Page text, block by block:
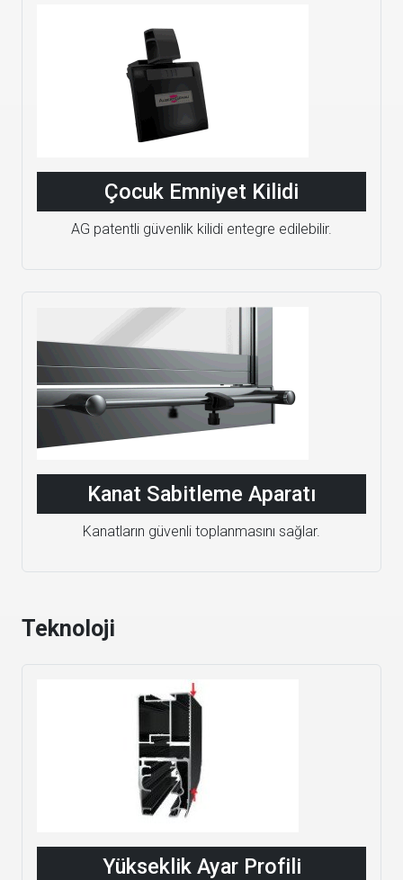
Çocuk Emniyet Kilidi
AG patentli güvenlik kilidi entegre edilebilir.
Kanat Sabitleme Aparatı
Kanatların güvenli toplanmasını sağlar.
Teknoloji
Yükseklik Ayar Profili